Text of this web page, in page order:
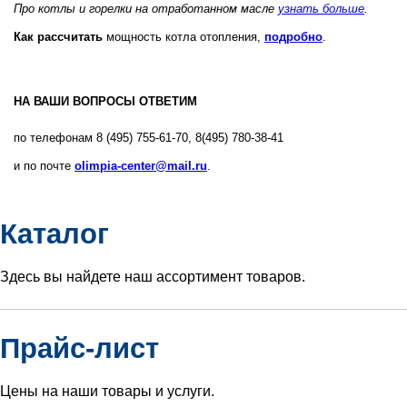
Про котлы и горелки на отработанном масле узнать больше
Как рассчитать мощность котла отопления, подробно
НА ВАШИ ВОПРОСЫ ОТВЕТИМ
по телефонам 8 (495) 755-61-70, 8(495) 780-38-41
и по почте olimpia-center@mail.ru
Каталог
Здесь вы найдете наш ассортимент товаров.
Прайс-лист
Цены на наши товары и услуги.